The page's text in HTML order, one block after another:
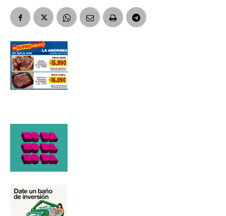
Número de teléfono